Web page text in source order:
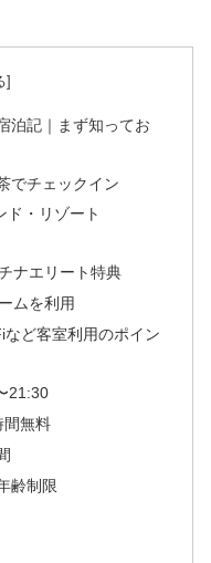
泊記｜まず知ってお
でチェックイン
ド・リゾート
ナエリート特典
ムを利用
ど客室利用のポイン
21:30
間無料
齢制限